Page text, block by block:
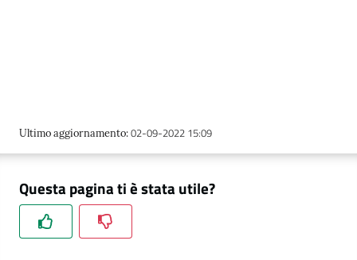
Ultimo aggiornamento:02-09-2022 15:09
Questa pagina ti è stata utile?